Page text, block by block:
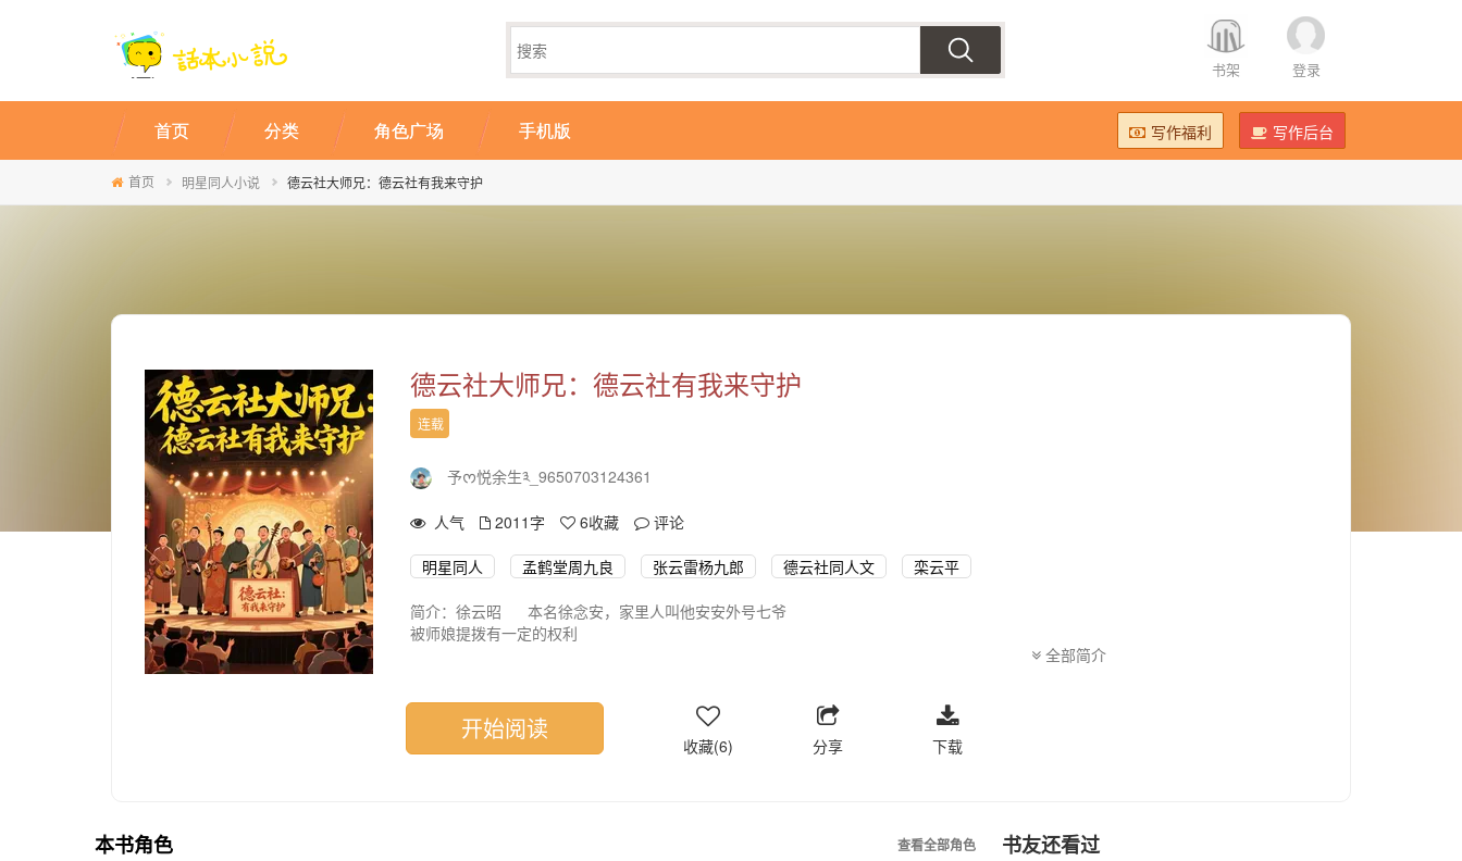
书架 登录
写作福利 写作后台
首页 分类 角色广场 手机版
首页 明星同人小说 德云社大师兄：德云社有我来守护
德云社大师兄：德云社有我来守护
连载
予ᰔ悦余生༣_9650703124361
人气 2011字 6收藏 评论
明星同人 孟鹤堂周九良 张云雷杨九郎 德云社同人文 栾云平
简介：徐云昭 本名徐念安，家里人叫他安安外号七爷
被师娘提拨有一定的权利
德云社总经理主管财务和演出，德云社大师兄 22岁 1.86 师兄弟都很怕他也很宠他 另一个身份是一
非常护着师兄弟尤其是栾云平
全部简介
开始阅读
收藏(6) 分享 下载
本书角色 查看全部角色 书友还看过